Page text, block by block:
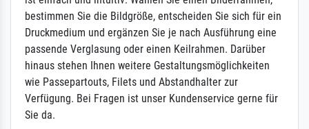
bestimmen Sie die Bildgröße, entscheiden Sie sich für ein
Druckmedium und ergänzen Sie je nach Ausführung eine
passende Verglasung oder einen Keilrahmen. Darüber
hinaus stehen Ihnen weitere Gestaltungsmöglichkeiten
wie Passepartouts, Filets und Abstandhalter zur
Verfügung. Bei Fragen ist unser Kundenservice gerne für
Sie da.